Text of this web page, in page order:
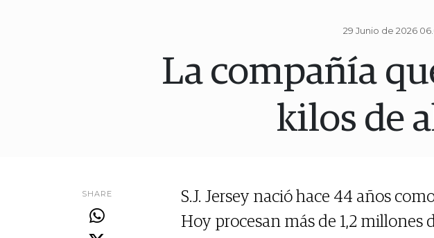
29 Junio de 2026
La compañía
kilos de
SHARE
S.J. Jersey nació hace 44 años
Hoy procesan más de 1,2 millones